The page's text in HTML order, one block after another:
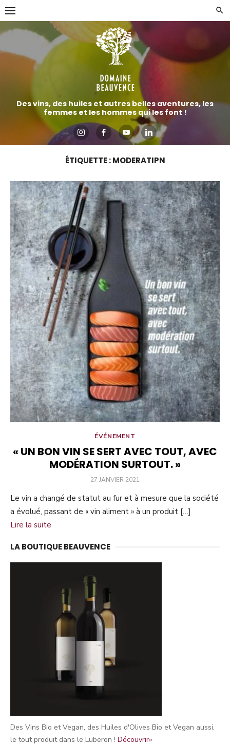
Aller
directement
au
contenu
Des vins, des huiles et autres belles aventures, les
femmes et les hommes qui les font !
ÉTIQUETTE :MODERATIPN
ÉVÉNEMENT
« UN BON VIN SE SERT AVEC TOUT, AVEC
MODÉRATION SURTOUT. »
PUBLIÉ
27 JANVIER 2021
Le vin a changé de statut au fur et à mesure que la société
a évolué, passant de « vin aliment » à un produit […]
Lire la suite
LA BOUTIQUE BEAUVENCE
Des Vins Bio et Vegan, des Huiles d'Olives Bio et Vegan aussi,
le tout produit dans le Luberon ! Découvrir»